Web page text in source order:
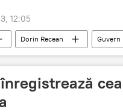
12:05
Dorin Recean Guvern